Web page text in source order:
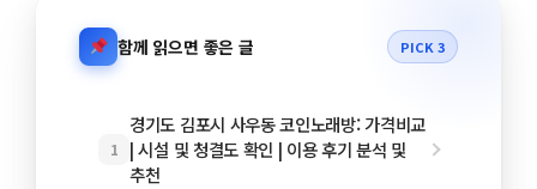
함께 읽으면 좋은 글 PICK 3
1
경기도 김포시 사우동 코인노래방: 가격비교
| 시설 및 청결도 확인 | 이용 후기 분석 및
추천